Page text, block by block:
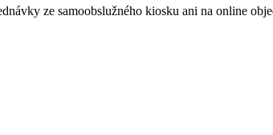
ze samoobslužného kiosku ani na online